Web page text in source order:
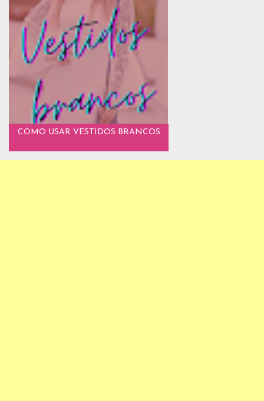
COMO USAR VESTIDOS BRANCOS